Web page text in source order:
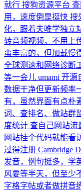
就行 搜狗资源平台
用，速度倒是挺快 搜
化，跟着夫唯学独立
转音频视频，不用上
蛮丰富的，但加载慢
全球测速和网络诊断
等一会儿 umami 开源
数据干净但更新频率
有，虽然界面有点朴
词、查排名、做站群
度统计 查自己网站流
网站挂个代码就能看
过得注册 Cambridge
发音，例句挺多，学
风要等半天，但至少
字格字帖或者做拼音